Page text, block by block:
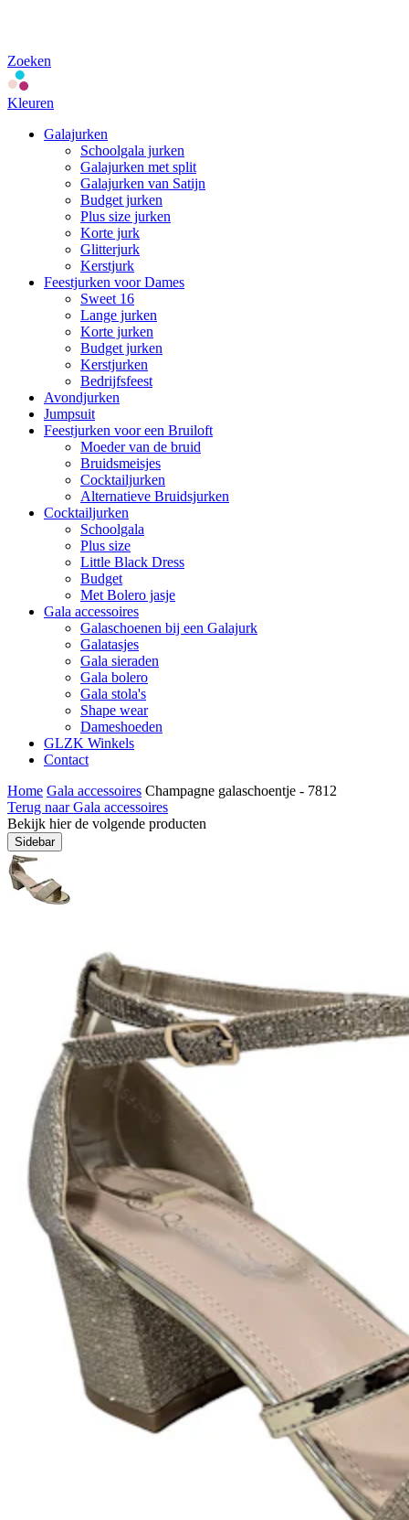
Zoeken
Kleuren
Galajurken
Schoolgala jurken
Galajurken met split
Galajurken van Satijn
Budget jurken
Plus size jurken
Korte jurk
Glitterjurk
Kerstjurk
Feestjurken voor Dames
Sweet 16
Lange jurken
Korte jurken
Budget jurken
Kerstjurken
Bedrijfsfeest
Avondjurken
Jumpsuit
Feestjurken voor een Bruiloft
Moeder van de bruid
Bruidsmeisjes
Cocktailjurken
Alternatieve Bruidsjurken
Cocktailjurken
Schoolgala
Plus size
Little Black Dress
Budget
Met Bolero jasje
Gala accessoires
Galaschoenen bij een Galajurk
Galatasjes
Gala sieraden
Gala bolero
Gala stola's
Shape wear
Dameshoeden
GLZK Winkels
Contact
Home Gala accessoires Champagne galaschoentje - 7812
Terug naar Gala accessoires
Bekijk hier de volgende producten
Sidebar